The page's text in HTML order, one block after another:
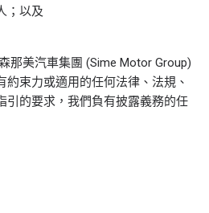
；以及
那美汽車集團 (Sime Motor Group)
約束力或適用的任何法律、法規、
引的要求，我們負有披露義務的任